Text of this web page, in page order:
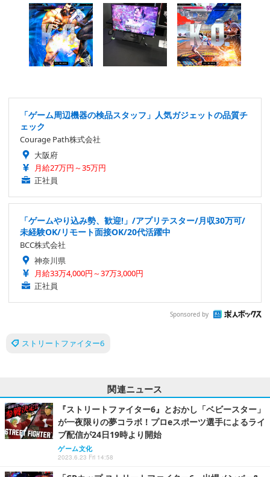
「ゲーム周辺機器の検品スタッフ」人気ガジェットの品質チ
ェック
Courage Path株式会社
大阪府
月給27万円～35万円
正社員
「ゲームやり込み勢、歓迎!」/アプリテスター/月収30万可/
未経験OK/リモート面接OK/20代活躍中
BCC株式会社
神奈川県
月給33万4,000円～37万3,000円
正社員
Sponsored by
ストリートファイター6
関連ニュース
『ストリートファイター6』とおかし「ベビースター」
が一夜限りの夢コラボ！プロeスポーツ選手によるライ
ブ配信が24日19時より開始
ゲーム文化
2023.6.23 Fri 14:58